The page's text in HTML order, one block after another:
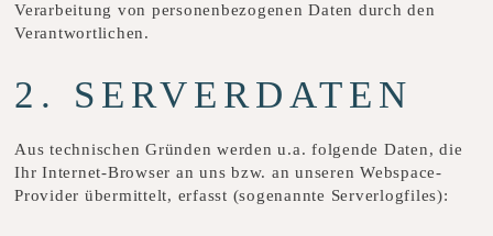
Verarbeitung von personenbezogenen Daten durch den
Verantwortlichen.
2. SERVERDATEN
Aus technischen Gründen werden u.a. folgende Daten, die
Ihr Internet-Browser an uns bzw. an unseren Webspace-
Provider übermittelt, erfasst (sogenannte Serverlogfiles):